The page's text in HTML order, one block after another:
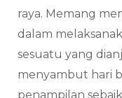
raya. Memang
dalam
sesuatu yang
menyambut hari
penampilan